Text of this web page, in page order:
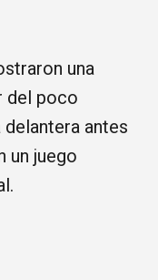
una
del poco
antes
un juego